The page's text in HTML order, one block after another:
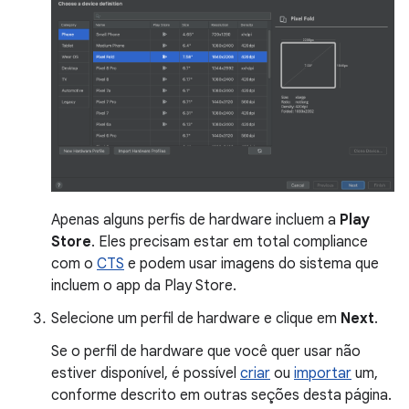
Apenas alguns perfis de hardware incluem a Play
Store. Eles precisam estar em total compliance
com o CTS e podem usar imagens do sistema que
incluem o app da Play Store.
Selecione um perfil de hardware e clique em Next.
Se o perfil de hardware que você quer usar não
estiver disponível, é possível criar ou importar um,
conforme descrito em outras seções desta página.